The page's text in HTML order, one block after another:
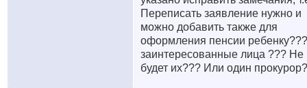
Переписать заявление нужно и
можно добавить также для
оформления пенсии
заинтересованные лица ??? Не
будет их??? Или один